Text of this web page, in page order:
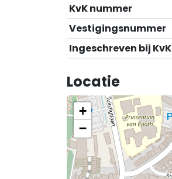
KvK nummer
Vestigingsnummer
Ingeschreven bij KvK
Locatie
+
−